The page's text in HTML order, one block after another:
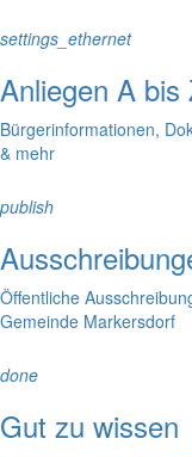
settings_ethernet
Anliegen A bis
Bürgerinformationen,
& mehr
publish
Öffentliche
Gemeinde Markersdorf
done
Gut zu wissen